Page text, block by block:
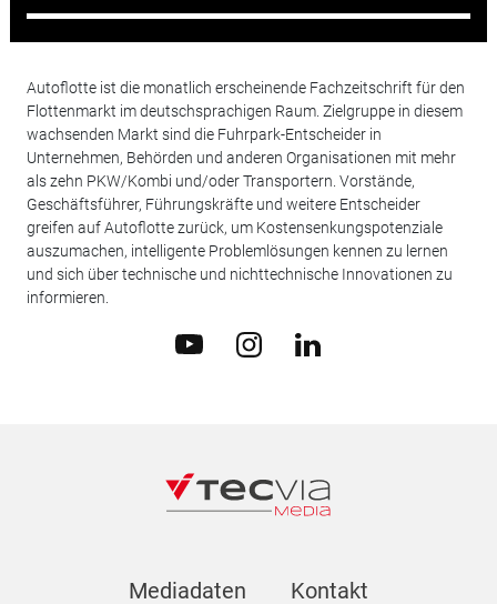
Autoflotte ist die monatlich erscheinende Fachzeitschrift für den
Flottenmarkt im deutschsprachigen Raum. Zielgruppe in diesem
wachsenden Markt sind die Fuhrpark-Entscheider in
Unternehmen, Behörden und anderen Organisationen mit mehr
als zehn PKW/Kombi und/oder Transportern. Vorstände,
Geschäftsführer, Führungskräfte und weitere Entscheider
greifen auf Autoflotte zurück, um Kostensenkungspotenziale
auszumachen, intelligente Problemlösungen kennen zu lernen
und sich über technische und nichttechnische Innovationen zu
informieren.
Mediadaten Kontakt